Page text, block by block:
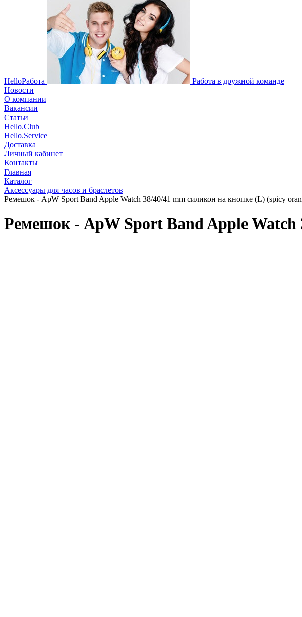
HelloРабота
Работа в дружной команде
Новости
О компании
Вакансии
Статьи
Hello.Club
Hello.Service
Доставка
Личный кабинет
Контакты
Главная
Каталог
Аксессуары для часов и браслетов
Ремешок - ApW Sport Band Apple Watch 38/40/41 mm силикон на кнопке (L) (spicy
Ремешок - ApW Sport Band Apple Watch